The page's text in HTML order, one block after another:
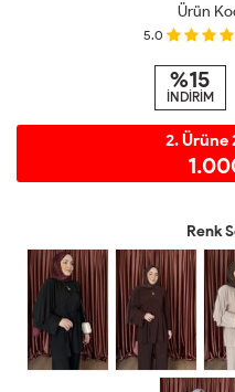
Ürün
5.0
%15
İNDİRİM
2.
Renk